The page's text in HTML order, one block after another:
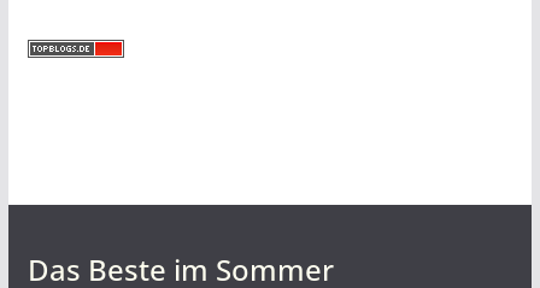
Das Beste im Sommer